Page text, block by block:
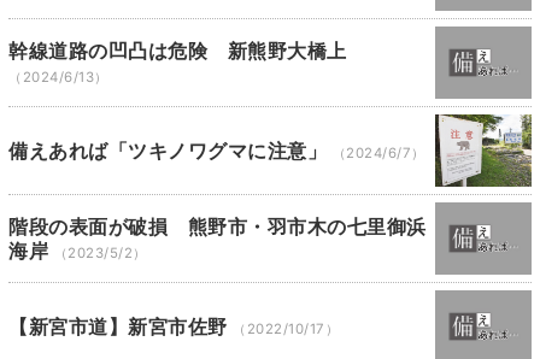
幹線道路の凹凸は危険 新熊野大橋上
（2024/6/13）
備えあれば「ツキノワグマに注意」 （2024/6/7）
階段の表面が破損 熊野市・羽市木の七里御浜
海岸
（2023/5/2）
【新宮市道】新宮市佐野 （2022/10/17）